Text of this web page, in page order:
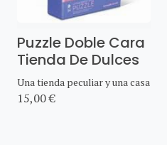
Puzzle Doble Cara
Tienda De Dulces
Una tienda peculiar y una casa
15,00 €